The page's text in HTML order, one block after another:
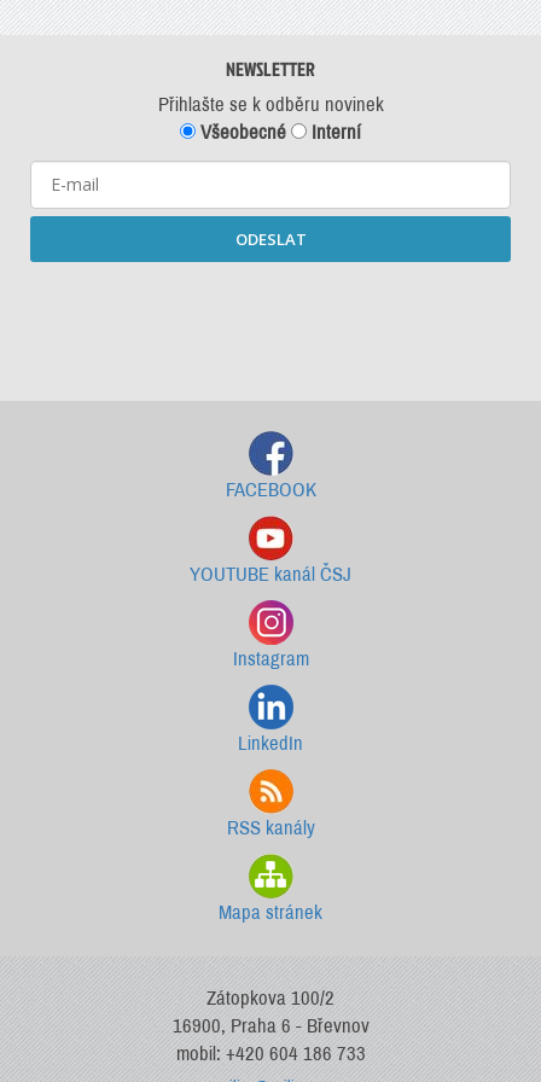
NEWSLETTER
Přihlašte se k odběru novinek
Všeobecné
Interní
ODESLAT
FACEBOOK
YOUTUBE kanál ČSJ
Instagram
LinkedIn
RSS kanály
Mapa stránek
Zátopkova 100/2
16900, Praha 6 - Břevnov
mobil: +420 604 186 733